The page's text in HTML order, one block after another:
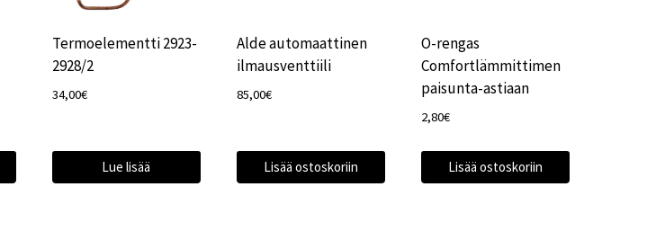
Termoelementti 2923-
2928/2
34,00€
Lue lisää
Alde automaattinen
ilmausventtiili
85,00€
Lisää ostoskoriin
O-rengas
Comfortlämmittimen
paisunta-astiaan
2,80€
Lisää ostoskoriin